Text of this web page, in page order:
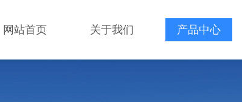
网站首页 关于我们 产品中心